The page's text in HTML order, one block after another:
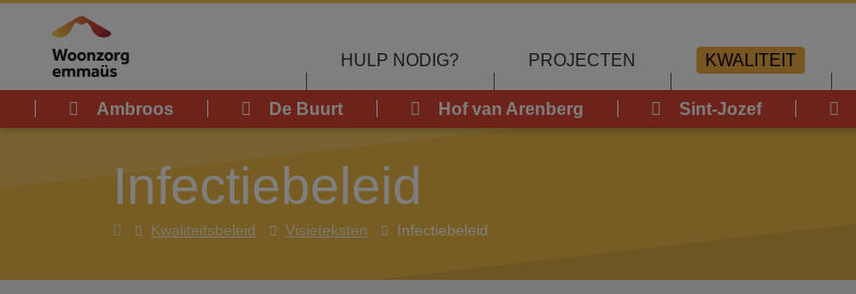
HULP NODIG? PROJECTEN KWALITEIT
Ambroos De Buurt Hof van Arenberg Sint-Jozef
Infectiebeleid
HomeKwaliteitsbeleid Visieteksten Infectiebeleid